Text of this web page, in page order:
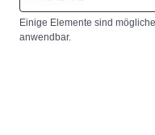
Einige Elemente sind
anwendbar.